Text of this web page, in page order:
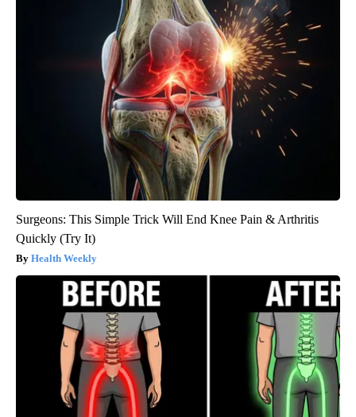
Surgeons: This Simple Trick Will End Knee Pain & Arthritis
Quickly (Try It)
Health Weekly